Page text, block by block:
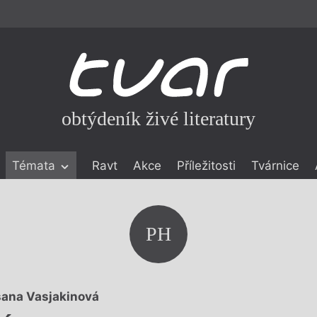
obtýdeník živé literatury
Témata Ravt Akce Příležitosti Tvárnice
PH
Vasjakinová